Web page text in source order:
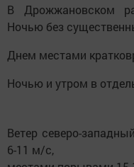
В Дрожжановском
Ночью без
Днем местами
Ночью и утром в
Ветер северо-
6-11 м/с,